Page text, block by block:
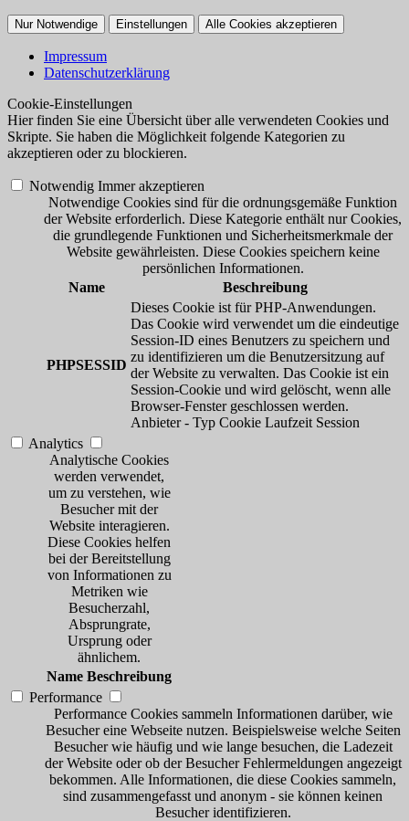
Nur Notwendige Einstellungen Alle Cookies akzeptieren
Impressum
Datenschutzerklärung
Cookie-Einstellungen
Hier finden Sie eine Übersicht über alle verwendeten Cookies und
Skripte. Sie haben die Möglichkeit folgende Kategorien zu
akzeptieren oder zu blockieren.
Notwendig Immer akzeptieren
Notwendige Cookies sind für die ordnungsgemäße Funktion
der Website erforderlich. Diese Kategorie enthält nur Cookies,
die grundlegende Funktionen und Sicherheitsmerkmale der
Website gewährleisten. Diese Cookies speichern keine
persönlichen Informationen.
Name
Beschreibung
PHPSESSID
Dieses Cookie ist für PHP-Anwendungen.
Das Cookie wird verwendet um die eindeutige
Session-ID eines Benutzers zu speichern und
zu identifizieren um die Benutzersitzung auf
der Website zu verwalten. Das Cookie ist ein
Session-Cookie und wird gelöscht, wenn alle
Browser-Fenster geschlossen werden.
Anbieter - Typ Cookie Laufzeit Session
Analytics
Analytische Cookies
werden verwendet,
um zu verstehen, wie
Besucher mit der
Website interagieren.
Diese Cookies helfen
bei der Bereitstellung
von Informationen zu
Metriken wie
Besucherzahl,
Absprungrate,
Ursprung oder
ähnlichem.
Name Beschreibung
Performance
Performance Cookies sammeln Informationen darüber, wie
Besucher eine Webseite nutzen. Beispielsweise welche Seiten
Besucher wie häufig und wie lange besuchen, die Ladezeit
der Website oder ob der Besucher Fehlermeldungen angezeigt
bekommen. Alle Informationen, die diese Cookies sammeln,
sind zusammengefasst und anonym - sie können keinen
Besucher identifizieren.